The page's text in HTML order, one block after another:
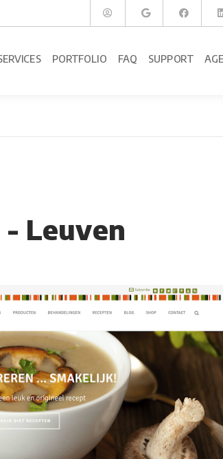
PORTFOLIO FAQ SUPPORT
Leuven